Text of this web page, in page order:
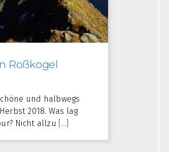
Roßkogel
und halbwegs
2018. Was lag
Nicht allzu
[...]